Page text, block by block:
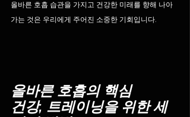
올바른 호흡 습관을 가지고 건강한 미래를 향해 나아
가는 것은 우리에게 주어진 소중한 기회입니다.
올바른 호흡의 핵심
건강, 트레이닝을 위한 세